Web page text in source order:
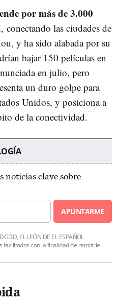
por más de 3.000
, conectando las ciudades de
y ha sido alabada por su
bajar 150 películas en
en julio, pero
un duro golpe para
Unidos, y posiciona a
de la conectividad.
noticias clave sobre
APUNTARME
EL LEÓN DE EL ESPAÑOL
facilitados con la finalidad de remitirle